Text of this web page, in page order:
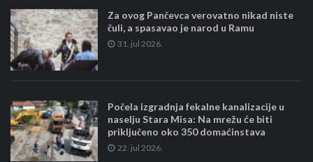
Za ovog Pančevca verovatno nikad niste
čuli, a spasavao je narod u Ramu
31. jul 2026.
Počela izgradnja fekalne kanalizacije u
naselju Stara Misa: Na mrežu će biti
priključeno oko 350 domaćinstava
22. jul 2026.